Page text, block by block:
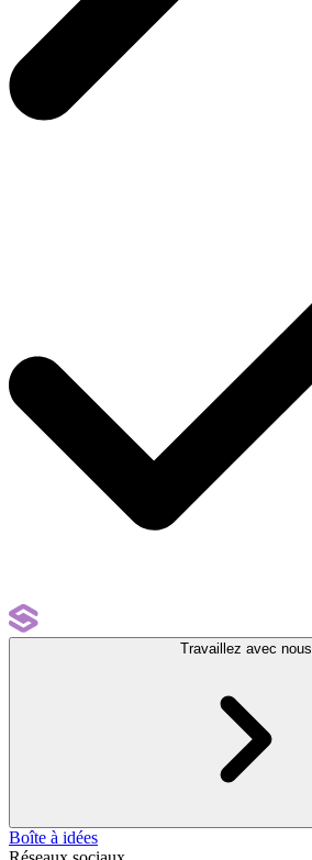
Travaillez avec nous
Boîte à idées